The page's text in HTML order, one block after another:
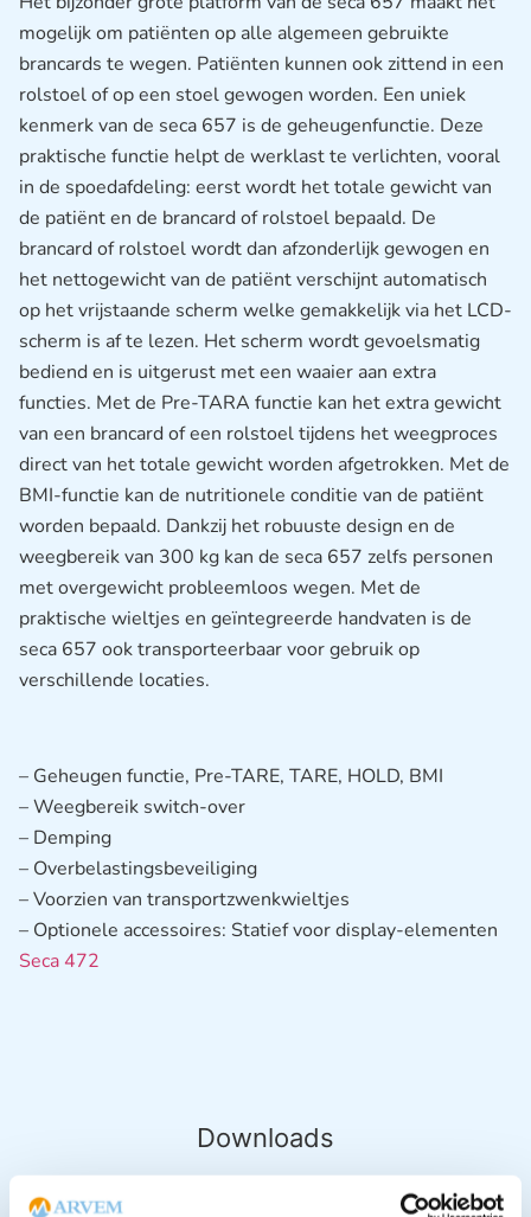
Downloads
mogelijk om patiënten op alle algemeen gebruikte
brancards te wegen. Patiënten kunnen ook zittend in een
rolstoel of op een stoel gewogen worden. Een uniek
kenmerk van de seca 657 is de geheugenfunctie. Deze
praktische functie helpt de werklast te verlichten, vooral
in de spoedafdeling: eerst wordt het totale gewicht van
de patiënt en de brancard of rolstoel bepaald. De
brancard of rolstoel wordt dan afzonderlijk gewogen en
het nettogewicht van de patiënt verschijnt automatisch
op het vrijstaande scherm welke gemakkelijk via het LCD-
scherm is af te lezen. Het scherm wordt gevoelsmatig
bediend en is uitgerust met een waaier aan extra
functies. Met de Pre-TARA functie kan het extra gewicht
van een brancard of een rolstoel tijdens het weegproces
direct van het totale gewicht worden afgetrokken. Met de
BMI-functie kan de nutritionele conditie van de patiënt
worden bepaald. Dankzij het robuuste design en de
weegbereik van 300 kg kan de seca 657 zelfs personen
met overgewicht probleemloos wegen. Met de
praktische wieltjes en geïntegreerde handvaten is de
seca 657 ook transporteerbaar voor gebruik op
verschillende locaties.
– Geheugen functie, Pre-TARE, TARE, HOLD, BMI
– Weegbereik switch-over
– Demping
– Overbelastingsbeveiliging
– Voorzien van transportzwenkwieltjes
– Optionele accessoires: Statief voor display-elementen
Seca 472